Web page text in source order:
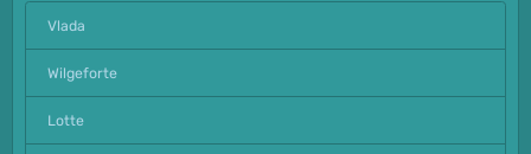
Vlada
Wilgeforte
Lotte